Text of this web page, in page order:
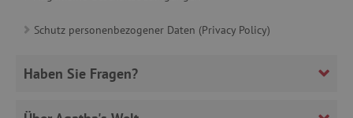
Schutz personenbezogener Daten (Privacy Policy)
Haben Sie Fragen?
_sp_id.ab3e www.agathaswelt.de